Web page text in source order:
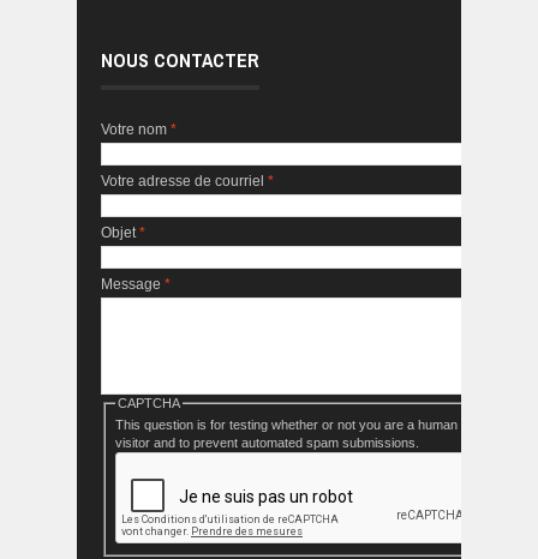
NOUS CONTACTER
Votre nom *
Votre adresse de courriel *
Objet *
Message *
CAPTCHA
This question is for testing whether or not you are a human
visitor and to prevent automated spam submissions.